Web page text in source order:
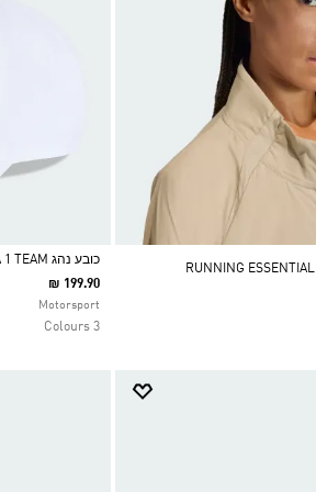
כובע בייסבול עם 6 פאנלים RUNNING ESSENTIAL
Selected
כובע נהג MERCEDES-AMG PETRONAS FORMULA 1 TEAM
₪ 199.90
Motorsport
3 Colours